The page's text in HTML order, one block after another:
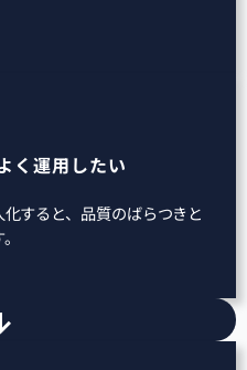
く運用したい
すると、品質のばらつきと